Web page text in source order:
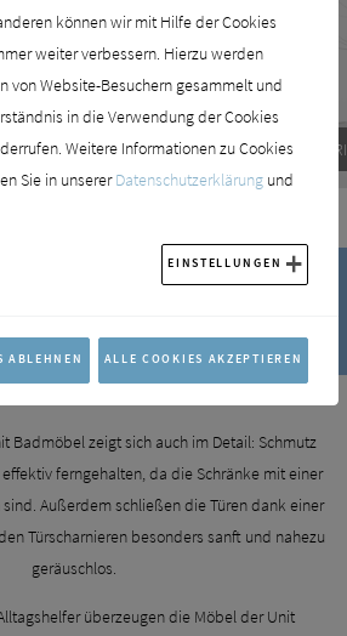
SPRINZ
Lösungen mit perfekter
Badmöbel zeigt sich auch im Detail: Schmutz
ferngehalten, da die Schränke mit einer
Außerdem schließen die Türen dank einer
Türscharnieren besonders sanft und nahezu
geräuschlos.
überzeugen die Möbel der Unit
können wir mit Hilfe der Cookies
weiter verbessern. Hierzu werden
von Website-Besuchern gesammelt und
in die Verwendung der Cookies
Weitere Informationen zu Cookies
Sie in unsererDatenschutzerklärungund
EINSTELLUNGEN
ABLEHNEN ALLE COOKIES AKZEPTIEREN